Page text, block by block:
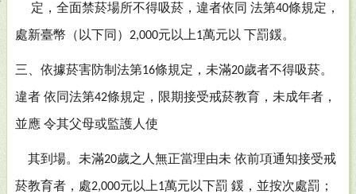
定，全面禁菸場所不得吸菸，違者依同 法第40條規定，
處新臺幣（以下同） 2,000元以上1萬元以 下罰鍰。
三、依據菸害防制法第16條規定，未滿20歲者不得吸菸。
違者 依同法第42條規定，限期接受戒菸教育，未成年者，
並應 令其父母或監護人使
其到場。未滿20歲之人無正當理由未 依前項通知接受戒
菸教育者，處2,000元以上1萬元以下罰 鍰，並按次處罰；